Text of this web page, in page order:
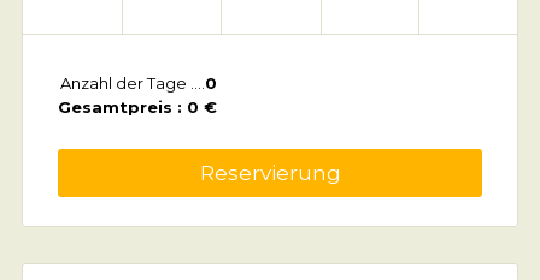
Anzahl der Tage ....0
Gesamtpreis : 0 €
Reservierung